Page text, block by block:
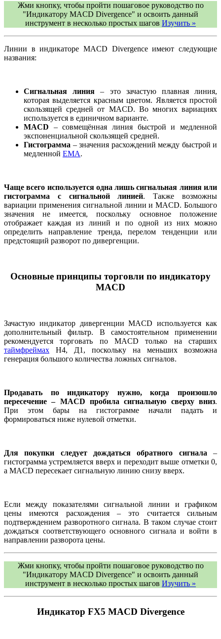
Жми кнопку, чтобы пройти пошаговое руководство по
"Индикатору MACD Divergence" и освоить данный
инструмент в несколько простых шагов Изучить »
Линии в индикаторе MACD Divergence имеют следующие
названия:
Сигнальная линия – это зачастую плавная линия,
которая выделяется красным цветом. Является простой
скользящей средней от MACD. Во многих вариациях
используется в единичном варианте.
MACD – совмещённая линия быстрой и медленной
экспоненциальной скользящей средней.
Гистограмма – значения расхождений между быстрой и
медленной EMA.
Чаще всего используется одна лишь сигнальная линия или
гистограмма с сигнальной линией. Также возможны
вариации применения сигнальной линии и MACD. Большого
значения не имеется, поскольку основное положение
отображает каждая из линий и по одной из них можно
определить направление тренда, перелом тенденции или
предстоящий разворот по дивергенции.
Основные принципы торговли по индикатору
MACD
Зачастую индикатор дивергенции MACD используется как
дополнительный фильтр. В самостоятельном применении
рекомендуется торговать по MACD только на старших
таймфреймах Н4, Д1, поскольку на меньших возможна
генерация большого количества ложных сигналов.
Продавать по индикатору нужно, когда произошло
пересечение – MACD пробила сигнальную сверху вниз.
При этом бары на гистограмме начали падать и
формироваться ниже нулевой отметки.
Для покупки следует дождаться обратного сигнала –
гистограмма устремляется вверх и переходит выше отметки 0,
а MACD пересекает сигнальную линию снизу вверх.
Если между показателями сигнальной линии и графиком
цены имеются расхождения – это считается сильным
подтверждением разворотного сигнала. В таком случае стоит
дождаться соответствующего основного сигнала и войти в
направлении разворота цены.
Жми кнопку, чтобы пройти пошаговое руководство по
"Индикатору MACD Divergence" и освоить данный
инструмент в несколько простых шагов Изучить »
Индикатор FX5 MACD Divergence